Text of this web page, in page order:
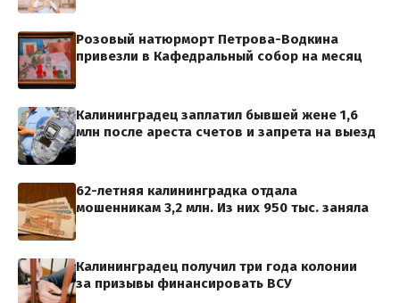
Розовый натюрморт Петрова-Водкина
привезли в Кафедральный собор на месяц
Калининградец заплатил бывшей жене 1,6
млн после ареста счетов и запрета на выезд
62-летняя калининградка отдала
мошенникам 3,2 млн. Из них 950 тыс. заняла
Калининградец получил три года колонии
за призывы финансировать ВСУ